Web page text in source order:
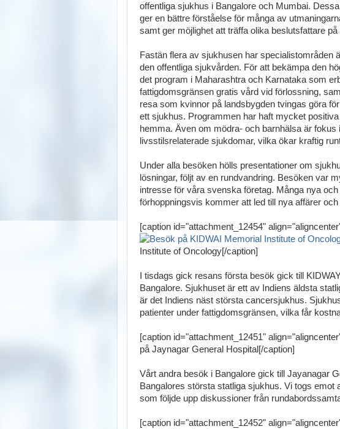
offentliga sjukhus i Bangalore och Mumbai.
ger en bättre förståelse för många av
samt ger möjlighet att träffa olika beslutsfattare
Fastän flera av sjukhusen har specialistområden
den offentliga sjukvården. För att bekämpa den
det program i Maharashtra och Karnataka som
fattigdomsgränsen gratis vård vid förlossning,
resa som kvinnor på landsbygden tvingas göra
ett sjukhus. Programmen har haft mycket
hemma. Även om mödra- och barnhälsa är fokus
livsstilsrelaterade sjukdomar, vilka ökar kraftig
Under alla besöken hölls presentationer om
lösningar, följt av en rundvandring. Besöken var
intresse för våra svenska företag. Många nya
förhoppningsvis kommer att led till nya affärer
[caption id="attachment_12454"
Institute of Oncology[/caption]
I tisdags gick resans första besök gick till
Bangalore. Sjukhuset är ett av Indiens äldsta
är det Indiens näst största cancersjukhus.
patienter under fattigdomsgränsen, vilka får
[caption id="attachment_12451"
på Jaynagar General Hospital[/caption]
Vårt andra besök i Bangalore gick till Jayanagar
Bangalores största statliga sjukhus. Vi togs emot
som följde upp diskussioner från
[caption id="attachment_12452"